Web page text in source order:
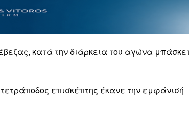
κατά την διάρκεια του αγώνα
επισκέπτης έκανε την εμφάνισή